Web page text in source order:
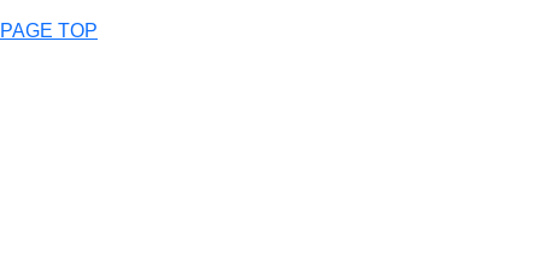
PAGE TOP